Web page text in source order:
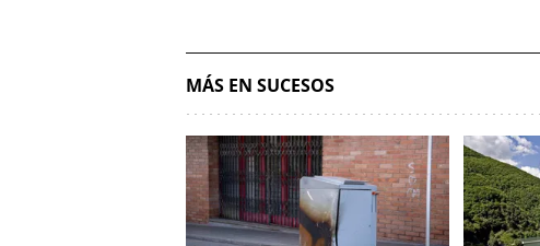
MÁS EN SUCESOS